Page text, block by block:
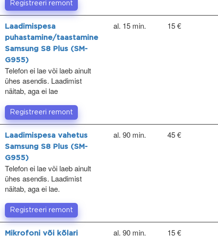
Registreeri remont
Laadimispesa
puhastamine/taastamine
Samsung S8 Plus (SM-
G955)
Telefon ei lae või laeb ainult
ühes asendis. Laadimist
näitab, aga ei lae
al. 15 min. 15 €
Registreeri remont
Laadimispesa vahetus
Samsung S8 Plus (SM-
G955)
Telefon ei lae või laeb ainult
ühes asendis. Laadimist
näitab, aga ei lae.
al. 90 min. 45 €
Registreeri remont
Mikrofoni või kõlari al. 90 min. 15 €